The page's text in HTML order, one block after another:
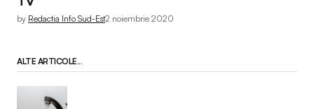
by Redactia Info Sud-Est2 noiembrie 2020
ALTE ARTICOLE...